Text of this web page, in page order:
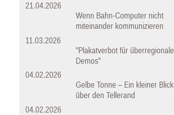
21.04.2026
Wenn Bahn-Computer nicht
miteinander kommunizieren
11.03.2026
"Plakatverbot für überregionale
Demos"
04.02.2026
Gelbe Tonne – Ein kleiner Blick
über den Tellerand
04.02.2026